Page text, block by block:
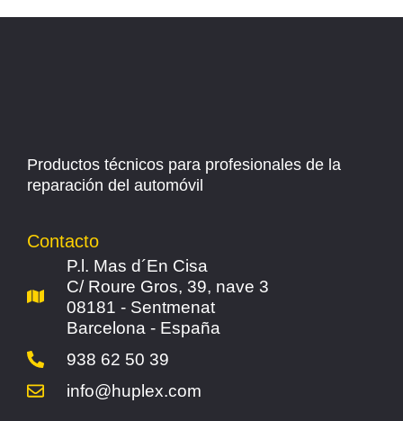
Productos técnicos para profesionales de la
reparación del automóvil
Contacto
P.l. Mas d´En Cisa
C/ Roure Gros, 39, nave 3
08181 - Sentmenat
Barcelona - España
938 62 50 39
info@huplex.com